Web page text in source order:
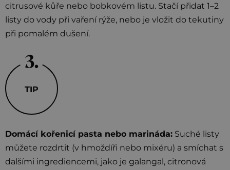
citrusové kůře nebo bobkovém listu. Stačí přidat 1–2
listy do vody při vaření rýže, nebo je vložit do tekutiny
při pomalém dušení.
TIP
Domácí kořenicí pasta nebo marináda: Suché listy
můžete rozdrtit (v hmoždíři nebo mixéru) a smíchat s
dalšími ingrediencemi, jako je galangal, citronová